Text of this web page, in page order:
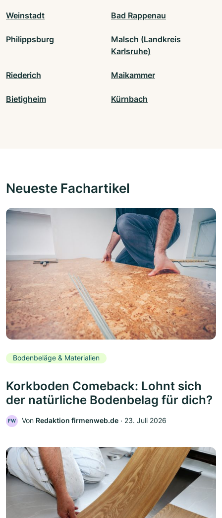
Weinstadt Bad Rappenau
Philippsburg
Malsch (Landkreis
Karlsruhe)
Riederich Maikammer
Bietigheim Kürnbach
Neueste Fachartikel
Bodenbeläge & Materialien
Korkboden Comeback: Lohnt sich
der natürliche Bodenbelag für dich?
FW Von Redaktion firmenweb.de ‧ 23. Juli 2026